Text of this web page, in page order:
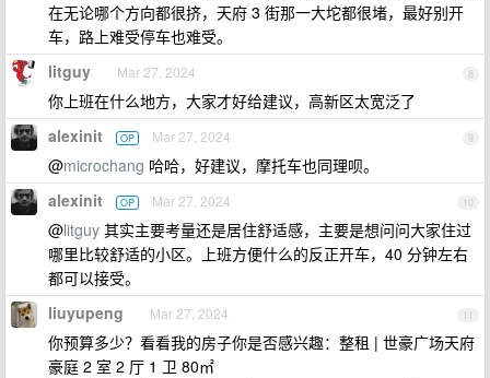
在无论哪个方向都很挤，天府 3 街那一大坨都很堵，最好别开
车，路上难受停车也难受。
8
litguy Mar 27, 2024
你上班在什么地方，大家才好给建议，高新区太宽泛了
9
alexinit OP Mar 27, 2024
@microchang 哈哈，好建议，摩托车也同理呗。
10
alexinit OP Mar 27, 2024
@litguy 其实主要考量还是居住舒适感，主要是想问问大家住过
哪里比较舒适的小区。上班方便什么的反正开车，40 分钟左右
都可以接受。
11
liuyupeng Mar 27, 2024
你预算多少？看看我的房子你是否感兴趣：整租 | 世豪广场天府
豪庭 2 室 2 厅 1 卫 80㎡